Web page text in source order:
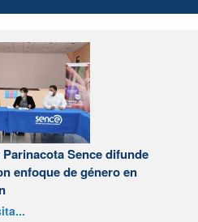
Sence difunde
enfoque de género en